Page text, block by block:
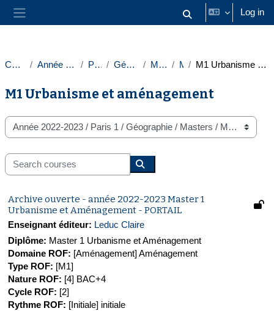
Side panel Toggle search input
Log in
Courses Année 2022-2023 Paris 1 Géographie Masters M1 M1 Urbanisme et aménagement
M1 Urbanisme et aménagement
Course categories
Search courses
Archive ouverte - année 2022-2023 Master 1
Urbanisme et Aménagement - PORTAIL
Enseignant éditeur: Leduc Claire
Diplôme: Master 1 Urbanisme et Aménagement
Domaine ROF: [Aménagement] Aménagement
Type ROF: [M1]
Nature ROF: [4] BAC+4
Cycle ROF: [2]
Rythme ROF: [Initiale] initiale